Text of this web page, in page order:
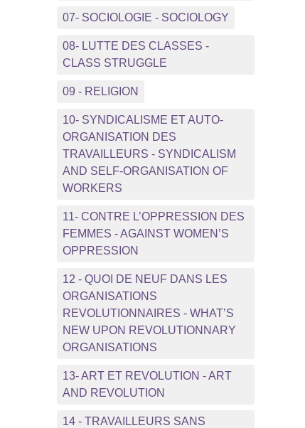
07- SOCIOLOGIE - SOCIOLOGY
08- LUTTE DES CLASSES -
CLASS STRUGGLE
09 - RELIGION
10- SYNDICALISME ET AUTO-
ORGANISATION DES
TRAVAILLEURS - SYNDICALISM
AND SELF-ORGANISATION OF
WORKERS
11- CONTRE L’OPPRESSION DES
FEMMES - AGAINST WOMEN’S
OPPRESSION
12 - QUOI DE NEUF DANS LES
ORGANISATIONS
REVOLUTIONNAIRES - WHAT’S
NEW UPON REVOLUTIONNARY
ORGANISATIONS
13- ART ET REVOLUTION - ART
AND REVOLUTION
14 - TRAVAILLEURS SANS